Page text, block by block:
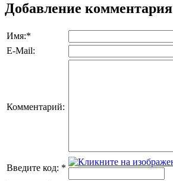
Добавление комментария
Имя:*
E-Mail:
Комментарий:
Введите код: *